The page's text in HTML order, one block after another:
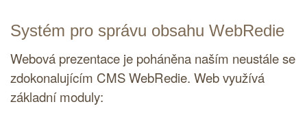
Systém pro správu obsahu WebRedie
Webová prezentace je poháněna naším neustále se
zdokonalujícím CMSWebRedie. Web využívá
základní moduly: